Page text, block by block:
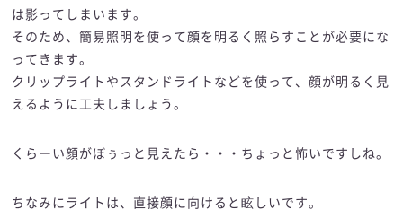
は影ってしまいます。
そのため、簡易照明を使って顔を明るく照らすことが必要にな
ってきます。
クリップライトやスタンドライトなどを使って、顔が明るく見
えるように工夫しましょう。
くらーい顔がぼぅっと見えたら・・・ちょっと怖いですしね。
ちなみにライトは、直接顔に向けると眩しいです。